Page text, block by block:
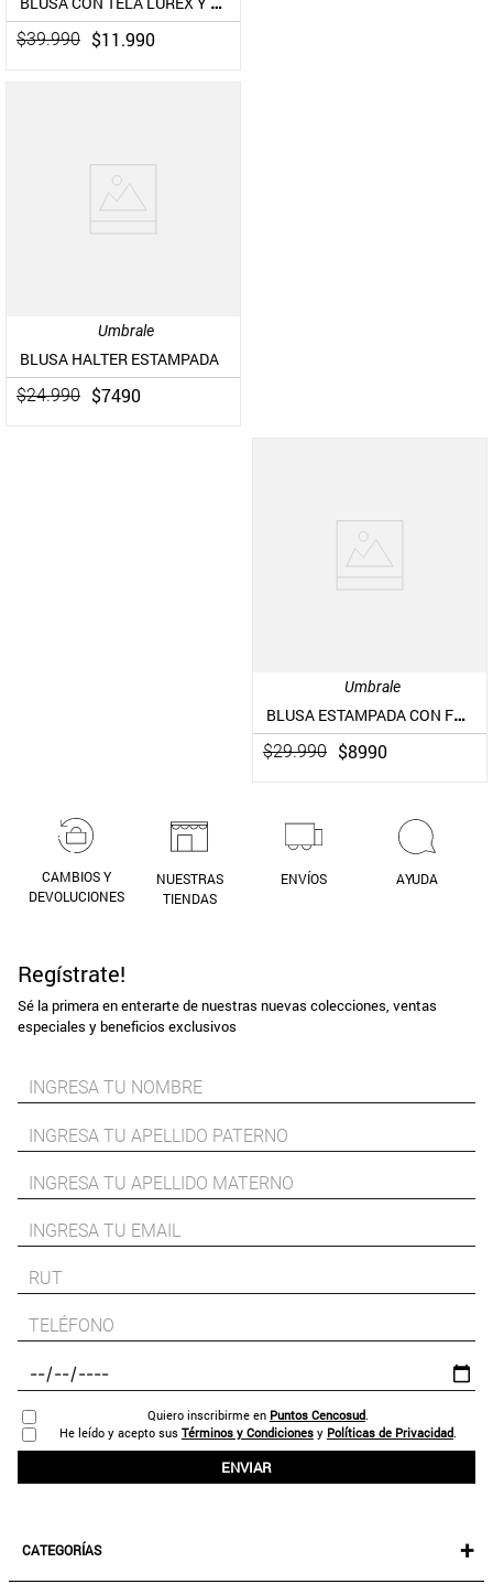
$39.990 $11.990
Umbrale
BLUSA HALTER ESTAMPADA
$24.990 $7490
Umbrale
BLUSA ESTAMPADA CON FRUNCIDO EN DELANTERO
$29.990 $8990
CAMBIOS Y
DEVOLUCIONES
NUESTRAS
TIENDAS
ENVÍOS AYUDA
Regístrate!
Sé la primera en enterarte de nuestras nuevas colecciones, ventas
especiales y beneficios exclusivos
Quiero inscribirme en Puntos Cencosud.
He leído y acepto sus Términos y Condiciones y Políticas de Privacidad.
ENVIAR
CATEGORÍAS +